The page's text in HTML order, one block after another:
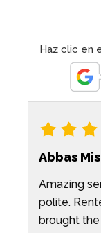
Haz clic en
Abbas
Amazing
polite.
brought